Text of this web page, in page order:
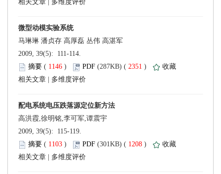
2009, 39(5): 111-114.
(
) 2351 )
2009, 39(5): 115-119.
(
) 1208 )